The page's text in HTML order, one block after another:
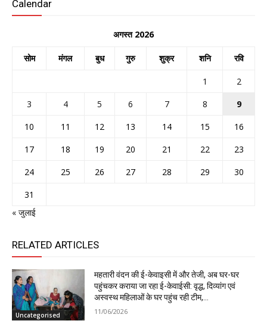
Calendar
अगस्त 2026
सोम मंगल बुध गुरु शुक्र शनि रवि
1
2
3
4 5 6 7 8
9
10
11 12 13 14 15
16
17
18 19 20 21 22
23
24
25 26 27 28 29
30
31
« जुलाई
RELATED ARTICLES
Uncategorised
महतारी वंदन की ई-केवाइसी में और तेजी, अब घर-घर
पहुंचकर कराया जा रहा ई-केवाईसी: वृद्ध, दिव्यांग एवं
अस्वस्थ महिलाओं के घर पहुंच रही टीम,...
11/06/2026